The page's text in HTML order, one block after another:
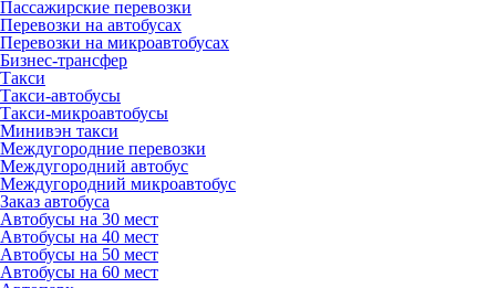
Пассажирские перевозки
Перевозки на автобусах
Перевозки на микроавтобусах
Бизнес-трансфер
Такси
Такси-автобусы
Такси-микроавтобусы
Минивэн такси
Междугородние перевозки
Междугородний автобус
Междугородний микроавтобус
Заказ автобуса
Автобусы на 30 мест
Автобусы на 40 мест
Автобусы на 50 мест
Автобусы на 60 мест